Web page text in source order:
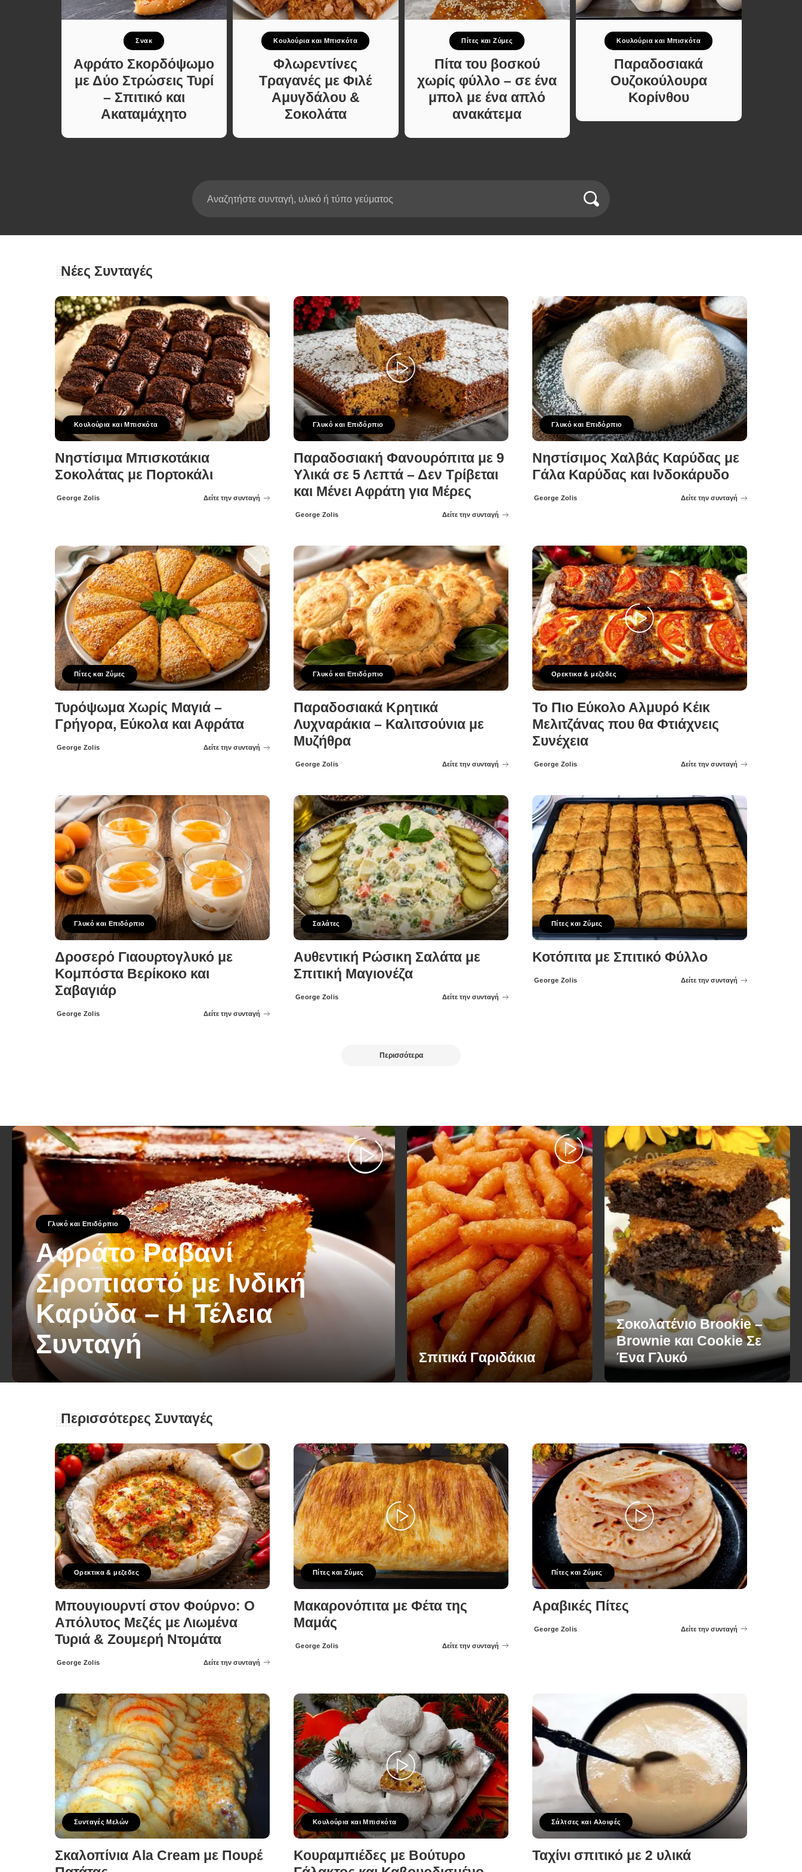
Κυρίως πιάτο
Κρέας
Ζυμαρικά
Σαλάτες
Σνακ
Σούπες και Φαγητά
Κατσαρόλας
Σούπες και Φαγητά
Χορτοφαγικές
Συνταγές Μελών
Σνακ
Αφράτο Σκορδόψωμο
με Δύο Στρώσεις Τυρί
– Σπιτικό και
Ακαταμάχητο
Κουλούρια και Μπισκότα
Φλωρεντίνες
Τραγανές με Φιλέ
Αμυγδάλου &
Σοκολάτα
Πίτες και Ζύμες
Πίτα του βοσκού
χωρίς φύλλο – σε ένα
μπολ με ένα απλό
ανακάτεμα
Κουλούρια και Μπισκότα
Παραδοσιακά
Ουζοκούλουρα
Κορίνθου
Νέες Συνταγές
Κουλούρια και Μπισκότα
Νηστίσιμα Μπισκοτάκια
Σοκολάτας με Πορτοκάλι
Posted
George Zolis Δείτε την συνταγή
Γλυκό και Επιδόρπιο
Παραδοσιακή Φανουρόπιτα με 9
Υλικά σε 5 Λεπτά – Δεν Τρίβεται
και Μένει Αφράτη για Μέρες
Posted
George Zolis Δείτε την συνταγή
Γλυκό και Επιδόρπιο
Νηστίσιμος Χαλβάς Καρύδας με
Γάλα Καρύδας και Ινδοκάρυδο
Posted
George Zolis Δείτε την συνταγή
Πίτες και Ζύμες
Τυρόψωμα Χωρίς Μαγιά –
Γρήγορα, Εύκολα και Αφράτα
Posted
George Zolis Δείτε την συνταγή
Γλυκό και Επιδόρπιο
Παραδοσιακά Κρητικά
Λυχναράκια – Καλιτσούνια με
Μυζήθρα
Posted
George Zolis Δείτε την συνταγή
Ορεκτικα & μεζεδες
Το Πιο Εύκολο Αλμυρό Κέικ
Μελιτζάνας που θα Φτιάχνεις
Συνέχεια
Posted
George Zolis Δείτε την συνταγή
Γλυκό και Επιδόρπιο
Δροσερό Γιαουρτογλυκό με
Κομπόστα Βερίκοκο και
Σαβαγιάρ
Posted
George Zolis Δείτε την συνταγή
Σαλάτες
Αυθεντική Ρώσικη Σαλάτα με
Σπιτική Μαγιονέζα
Posted
George Zolis Δείτε την συνταγή
Πίτες και Ζύμες
Κοτόπιτα με Σπιτικό Φύλλο
Posted
George Zolis Δείτε την συνταγή
Περισσότερα
Γλυκό και Επιδόρπιο
Αφράτο Ραβανί
Σιροπιαστό με Ινδική
Καρύδα – Η Τέλεια
Συνταγή
Posted
George Zolis
Σπιτικά Γαριδάκια
Σοκολατένιο Brookie –
Brownie και Cookie Σε
Ένα Γλυκό
Περισσότερες Συνταγές
Ορεκτικα & μεζεδες
Μπουγιουρντί στον Φούρνο: Ο
Απόλυτος Μεζές με Λιωμένα
Τυριά & Ζουμερή Ντομάτα
Posted
George Zolis Δείτε την συνταγή
Πίτες και Ζύμες
Μακαρονόπιτα με Φέτα της
Μαμάς
Posted
George Zolis Δείτε την συνταγή
Πίτες και Ζύμες
Αραβικές Πίτες
Posted
George Zolis Δείτε την συνταγή
Συνταγές Μελών
Σκαλοπίνια Ala Cream με Πουρέ
Κουλούρια και Μπισκότα
Κουραμπιέδες με Βούτυρο
Σάλτσες και Αλοιφές
Ταχίνι σπιτικό με 2 υλικά